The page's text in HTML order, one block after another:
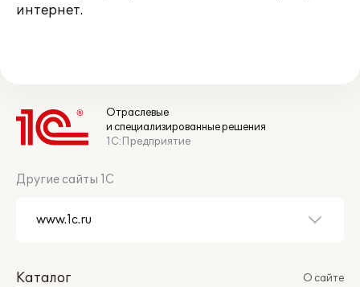
интернет.
Отраслевые
и специализированные решения
1С:Предприятие
Другие сайты 1С
Каталог
О сайте